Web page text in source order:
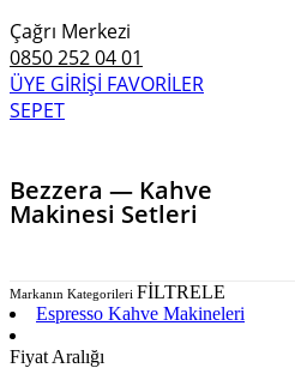
Çağrı Merkezi
0850 252 04 01
ÜYE GİRİŞİ FAVORİLER
SEPET
Bezzera — Kahve
Makinesi Setleri
Markanın Kategorileri FİLTRELE
Espresso Kahve Makineleri
Fiyat Aralığı